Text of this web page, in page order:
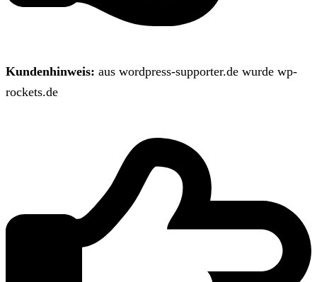
Kundenhinweis: aus wordpress-supporter.de wurde wp-
rockets.de